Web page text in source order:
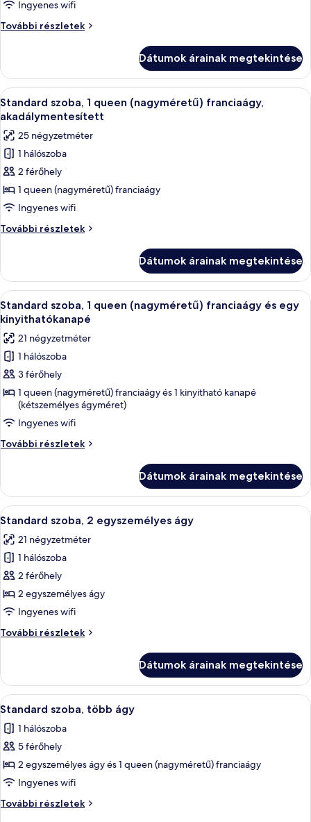
1
franciaágy
Ingyenes wifi
További részletek
Standard
(nagyméretű)
franciaágy
további
részletei
Dátumok árainak megtekintése
A
következő
szoba
összes
képének
megtekintése:
Standard
szoba,
1
queen
franciaágy,
akadálymentesített
Egy szállodai szoba, amelyben
5
Standard szoba, 1 queen (nagyméretű) franciaágy,
akadálymentesített
25 négyzetméter
1 hálószoba
2 férőhely
1 queen (nagyméretű) franciaágy
Ingyenes wifi
További részletek
Standard
(nagyméretű)
franciaágy,
akadálymentesített
további
részletei
Dátumok árainak megtekintése
A
következő
szoba
összes
képének
megtekintése:
Standard
szoba,
1
queen
és
egy
kinyithatókanapé
Egy szállodai szoba két ággyal,
4
Standard szoba, 1 queen (nagyméretű) franciaágy és egy
kinyithatókanapé
21 négyzetméter
1 hálószoba
3 férőhely
1 queen (nagyméretű) franciaágy és 1 kinyitható kanapé
(kétszemélyes ágyméret)
Ingyenes wifi
További részletek
Standard
(nagyméretű)
franciaágy
és
kinyithatókanapé
további
Dátumok árainak megtekintése
A
következő
szoba
összes
képének
megtekintése:
Standard
2
Egy modern szállodai szoba két
6
Standard szoba, 2 egyszemélyes ágy
21 négyzetméter
1 hálószoba
2 férőhely
2 egyszemélyes ágy
Ingyenes wifi
További részletek
Standard
ágy
további
részletei
Dátumok árainak megtekintése
A
következő
szoba
összes
képének
megtekintése:
Standard
szoba,
Egy modern szállodai szoba két
8
Standard szoba, több ágy
1 hálószoba
5 férőhely
2 egyszemélyes ágy és 1 queen (nagyméretű) franciaágy
Ingyenes wifi
További részletek
Standard